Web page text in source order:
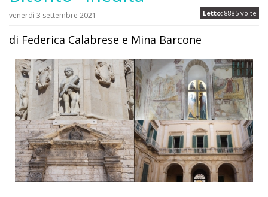
Letto: 8885 volte
venerdì 3 settembre 2021
di Federica Calabrese e Mina Barcone